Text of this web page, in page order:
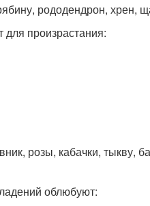
рододендрон, хрен,
произрастания:
розы, кабачки, тыкву,
облюбуют: